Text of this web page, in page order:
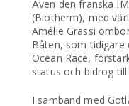
Även den franska
(Biotherm), med
Amélie Grassi
Båten, som tidigare
Ocean Race,
status och bidrog
I samband med